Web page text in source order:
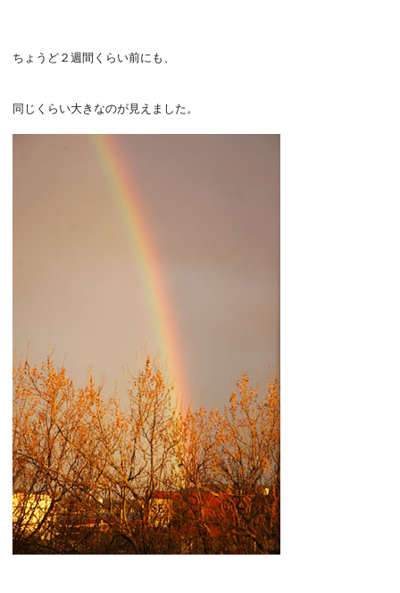
ちょうど２週間くらい前にも、
同じくらい大きなのが見えました。